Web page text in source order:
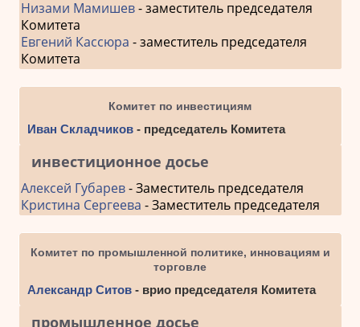
Низами Мамишев- заместитель председателя
Комитета
Евгений Кассюра - заместитель председателя
Комитета
Комитет по инвестициям
Иван Складчиков- председатель Комитета
инвестиционное досье
Алексей Губарев- Заместитель председателя
Кристина Сергеева - Заместитель председателя
Комитет по промышленной политике, инновациям и
торговле
Александр Ситов- врио председателя Комитета
промышленное досье